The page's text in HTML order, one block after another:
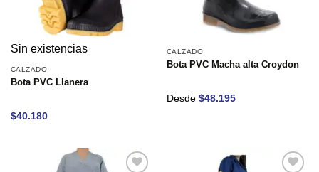
Sin existencias
CALZADO
Bota PVC Llanera
$40.180
CALZADO
Bota PVC Macha alta Croydon
Desde $48.195